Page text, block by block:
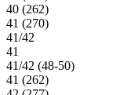
40 (262)
41 (270)
41/42
41
41/42 (48-50)
41 (262)